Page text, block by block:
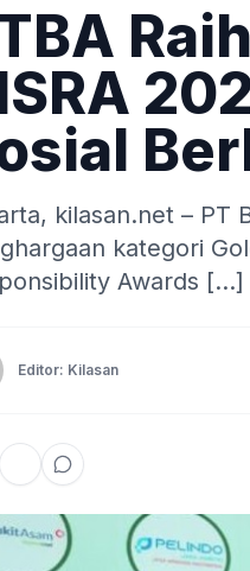
kilasan.net – PT
kategori
Awards […]
Editor: Kilasan